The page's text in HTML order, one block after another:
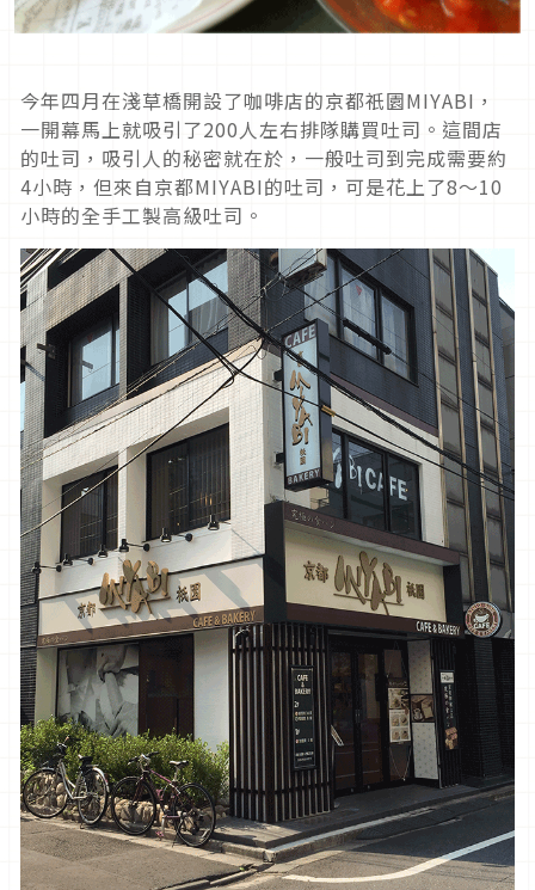
今年四月在淺草橋開設了咖啡店的京都祇園MIYABI，
一開幕馬上就吸引了200人左右排隊購買吐司。這間店
的吐司，吸引人的秘密就在於，一般吐司到完成需要約
4小時，但來自京都MIYABI的吐司，可是花上了8～10
小時的全手工製高級吐司。